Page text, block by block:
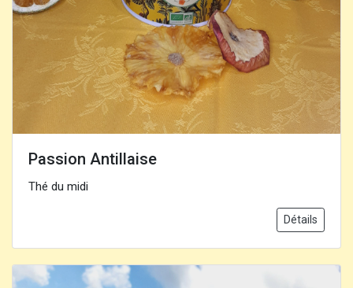
Passion Antillaise
Thé du midi
Détails